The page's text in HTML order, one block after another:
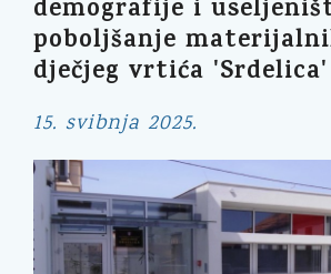
demografije i
poboljšanje
dječjeg vrtića
15. svibnja 2025.